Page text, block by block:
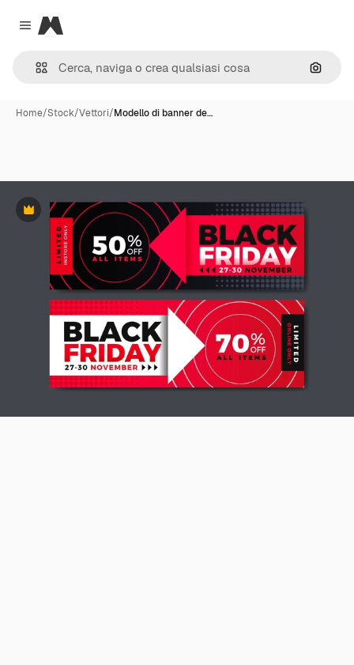
Close menu
Magnific
Cerca
Home/Stock/Vettori/Modello di banner de…
Premium